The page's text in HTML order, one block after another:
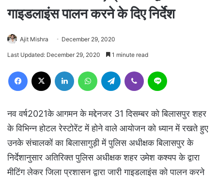
गाइडलाइंस पालन करने के दिए निर्देश
Ajit Mishra December 29, 2020
Last Updated: December 29, 2020 1 minute read
Facebook LinkedIn WhatsAppTelegram Viber
नव वर्ष2021के आगमन के मद्देनजर 31 दिसम्बर को बिलासपुर शहर
के विभिन्न होटल रेस्टोरेंट में होने वाले आयोजन को ध्यान में रखते हुए
उनके संचालकों का बिलासागुड़ी में पुलिस अधीक्षक बिलासपुर के
निर्देशानुसार अतिरिक्त पुलिस अधीक्षक शहर उमेश कश्यप के द्वारा
मीटिंग लेकर जिला प्रशासन द्वारा जारी गाइडलाइंस को पालन करने